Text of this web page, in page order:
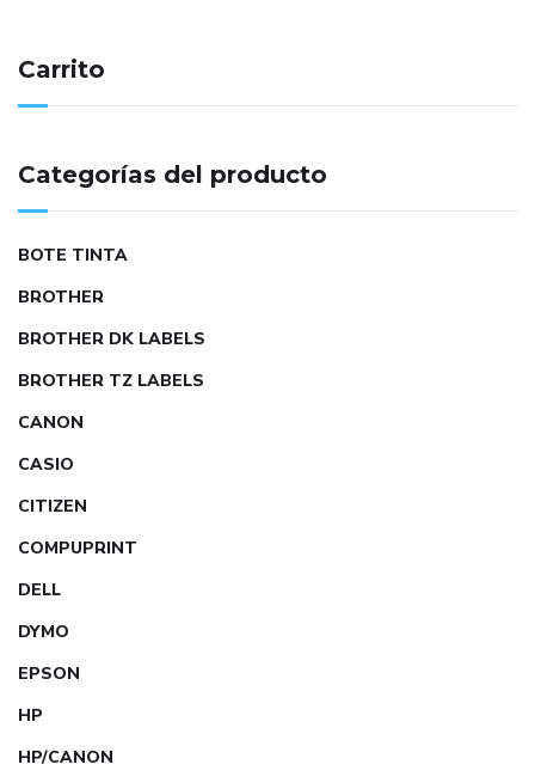
Carrito
Categorías del producto
BOTE TINTA
BROTHER
BROTHER DK LABELS
BROTHER TZ LABELS
CANON
CASIO
CITIZEN
COMPUPRINT
DELL
DYMO
EPSON
HP
HP/CANON